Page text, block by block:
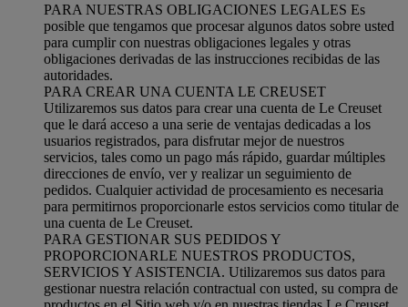
PARA NUESTRAS OBLIGACIONES LEGALES Es
posible que tengamos que procesar algunos datos sobre usted
para cumplir con nuestras obligaciones legales y otras
obligaciones derivadas de las instrucciones recibidas de las
autoridades.
PARA CREAR UNA CUENTA LE CREUSET
Utilizaremos sus datos para crear una cuenta de Le Creuset
que le dará acceso a una serie de ventajas dedicadas a los
usuarios registrados, para disfrutar mejor de nuestros
servicios, tales como un pago más rápido, guardar múltiples
direcciones de envío, ver y realizar un seguimiento de
pedidos. Cualquier actividad de procesamiento es necesaria
para permitirnos proporcionarle estos servicios como titular de
una cuenta de Le Creuset.
PARA GESTIONAR SUS PEDIDOS Y
PROPORCIONARLE NUESTROS PRODUCTOS,
SERVICIOS Y ASISTENCIA. Utilizaremos sus datos para
gestionar nuestra relación contractual con usted, su compra de